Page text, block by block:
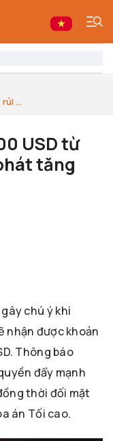
...
USD từ
tăng
chú ý khi
nhận được khoản
Thông báo
đẩy mạnh
thời đối mặt
án Tối cao.